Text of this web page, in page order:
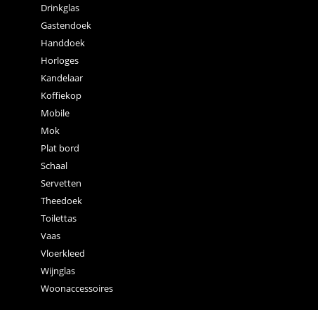
Drinkglas
Gastendoek
Handdoek
Horloges
Kandelaar
Koffiekop
Mobile
Mok
Plat bord
Schaal
Servetten
Theedoek
Toilettas
Vaas
Vloerkleed
Wijnglas
Woonaccessoires